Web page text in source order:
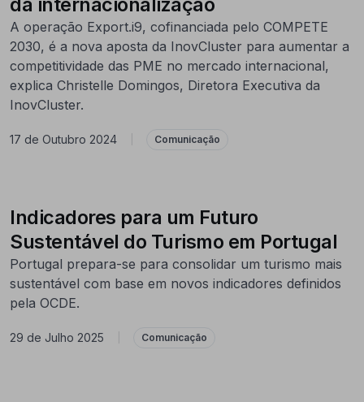
A operação Export.i9, cofinanciada pelo COMPETE
2030, é a nova aposta da InovCluster para aumentar a
competitividade das PME no mercado internacional,
explica Christelle Domingos, Diretora Executiva da
InovCluster.
17 de Outubro 2024 Comunicação
Indicadores para um Futuro
Sustentável do Turismo em Portugal
Portugal prepara-se para consolidar um turismo mais
sustentável com base em novos indicadores definidos
pela OCDE.
29 de Julho 2025 Comunicação